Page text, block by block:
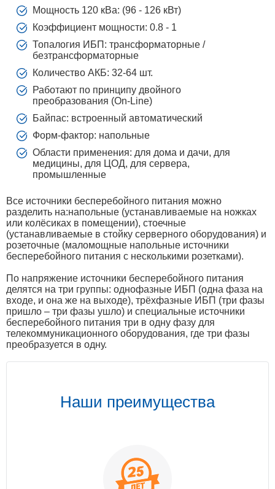
Мощность 120 кВа: (96 - 126 кВт)
Коэффициент мощности: 0.8 - 1
Топалогия ИБП: трансформаторные /
безтрансформаторные
Количество АКБ: 32-64 шт.
Работают по принципу двойного
преобразования (On-Line)
Байпас: встроенный автоматический
Форм-фактор: напольные
Области применения: для дома и дачи, для
медицины, для ЦОД, для сервера,
промышленные
Все источники бесперебойного питания можно
разделить на:напольные (устанавливаемые на ножках
или колёсиках в помещении), стоечные
(устанавливаемые в стойку серверного оборудования) и
розеточные (маломощные напольные источники
бесперебойного питания с несколькими розетками).
По напряжение источники бесперебойного питания
делятся на три группы: однофазные ИБП (одна фаза на
входе, и она же на выходе), трёхфазные ИБП (три фазы
пришло – три фазы ушло) и специальные источники
бесперебойного питания три в одну фазу для
телекоммуникационного оборудования, где три фазы
преобразуется в одну.
Наши преимущества